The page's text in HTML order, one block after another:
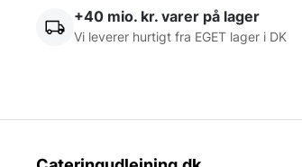
+40 mio. kr. varer på lager
Vi leverer hurtigt fra EGET lager i DK